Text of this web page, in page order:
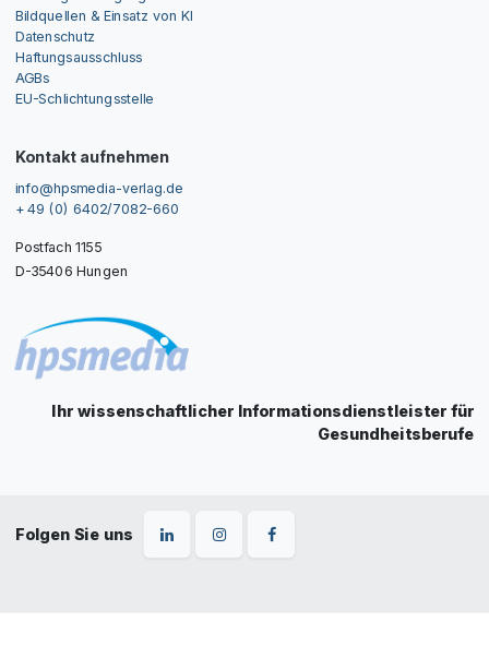
Bildquellen & Einsatz von KI
Datenschutz
Haftungsausschluss
AGBs
EU-Schlichtungsstelle
Kontakt aufnehmen
info@hpsmedia-verlag.de
+ 49 (0) 6402/7082-660
Postfach 1155
D-35406 Hungen
Ihr wissenschaftlicher Informationsdienstleister für
Gesundheitsberufe
Folgen Sie uns